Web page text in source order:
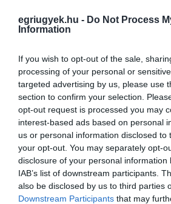
egriugyek.hu - Do Not Process
Information
If you wish to opt-out of the sale,
processing of your personal or
targeted advertising by us, please use
section to confirm your selection.
opt-out request is processed you may
interest-based ads based on personal
us or personal information disclosed to
your opt-out. You may separately opt-
disclosure of your personal information
IAB’s list of downstream participants.
also be disclosed by us to third parties
Downstream Participants that may
útszakasz felújítására.
Lenkey-ház forrásátt vissza
városnak szabálytalanság
utca része pedig fel nem
visszafizetésre, akkor
milliárdos beruházási
milliós kényszerű sajátforrás
kerülhet sor, tehát akár 1,8
„kára” keletkezhet a